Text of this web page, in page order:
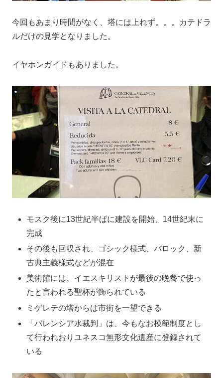
今回もあまり時間がなく、塔には上れず。。。カテドラ
ルだけの見学となりました。
イヤホンガイドもありました。
モスク後に13世紀半ばに建設を開始、14世紀末に
完成
その後も回収され、ゴシック様式、バロック、新
古典主義様式などが混在
美術館には、イエスキリストが最後の晩餐で使っ
たと言われる聖杯が飾られている
ミゲレテの塔からは市街を一望できる
「バレンシア水裁判」は、今もなお模範制度とし
て行われおりユネスコ無形文化遺産に登録されて
いる